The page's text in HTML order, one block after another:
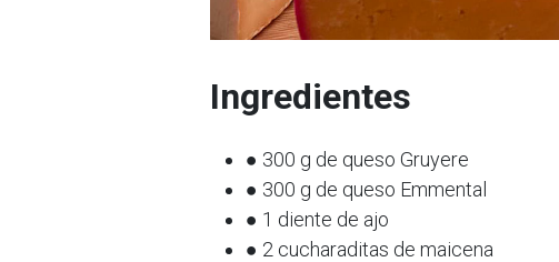
Ingredientes
● 300 g de queso Gruyere
● 300 g de queso Emmental
● 1 diente de ajo
● 2 cucharaditas de maicena